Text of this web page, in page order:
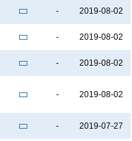
- 2019-08-02
- 2019-08-02
- 2019-08-02
- 2019-08-02
- 2019-07-27